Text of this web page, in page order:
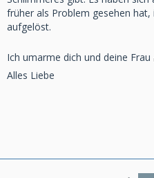
früher als Problem gesehen
aufgelöst.
Ich umarme dich und deine Frau
Alles Liebe